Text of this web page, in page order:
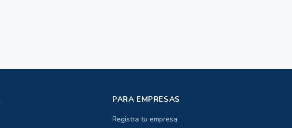
PARA EMPRESAS
Registra tu empresa